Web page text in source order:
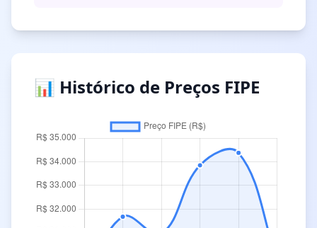
📊 Histórico de Preços FIPE